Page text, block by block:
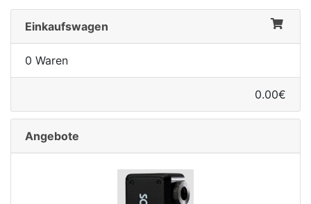
Einkaufswagen
0 Waren
0.00€
Angebote